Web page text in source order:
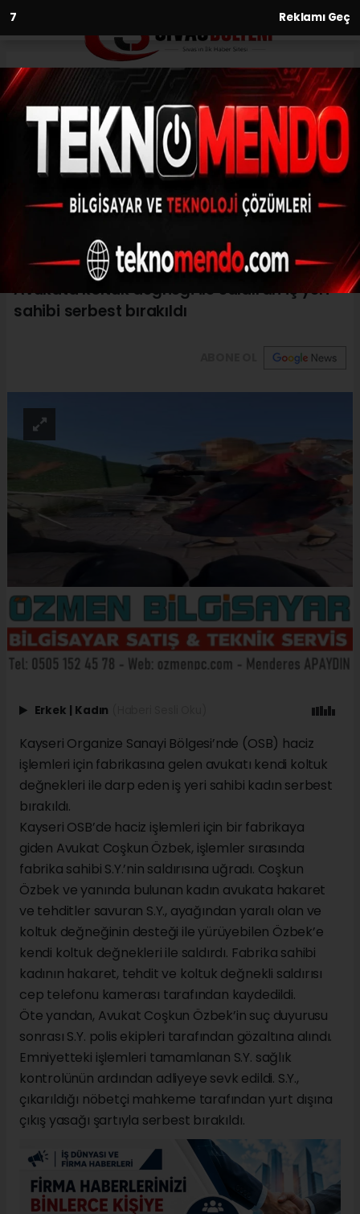
6 Reklamı Geç
Anasayfa
Avukata koltuk değneği ile
saldıran iş yeri sahibi serbest
bırakıldı
(İHA) - İhlas Haber Ajansı | 27.08.2023 - 14:35, Güncelleme:
Avukata koltuk değneği ile saldıran iş yeri
sahibi serbest bırakıldı
Erkek | Kadın
Kayseri Organize Sanayi Bölgesi’nde (OSB) haciz
işlemleri için fabrikasına gelen avukatı kendi koltuk
değnekleri ile darp eden iş yeri sahibi kadın serbest
bırakıldı.
Kayseri OSB’de haciz işlemleri için bir fabrikaya
giden Avukat Coşkun Özbek, işlemler sırasında
fabrika sahibi S.Y.’nin saldırısına uğradı. Coşkun
Özbek ve yanında bulunan kadın avukata hakaret
ve tehditler savuran S.Y., ayağından yaralı olan ve
koltuk değneğinin desteği ile yürüyebilen Özbek’e
kendi koltuk değnekleri ile saldırdı. Fabrika sahibi
kadının hakaret, tehdit ve koltuk değnekli saldırısı
cep telefonu kamerası tarafından kaydedildi.
Öte yandan, Avukat Coşkun Özbek’in suç duyurusu
sonrası S.Y. polis ekipleri tarafından gözaltına alındı.
Emniyetteki işlemleri tamamlanan S.Y. sağlık
kontrolünün ardından adliyeye sevk edildi. S.Y.,
çıkarıldığı nöbetçi mahkeme tarafından yurt dışına
çıkış yasağı şartıyla serbest bırakıldı.